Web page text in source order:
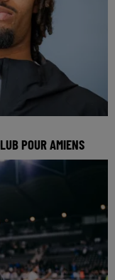
POUR AMIENS